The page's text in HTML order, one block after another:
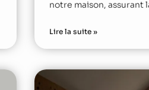
notre maison, assurant
Lire la suite »